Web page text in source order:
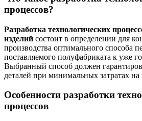
процессов?
Разработка технологических
изделий состоит в определении для
производства оптимального способа
поставляемого полуфабриката к уже
Выбранный способ должен
деталей при минимальных затратах на
Особенности разработки
процессов